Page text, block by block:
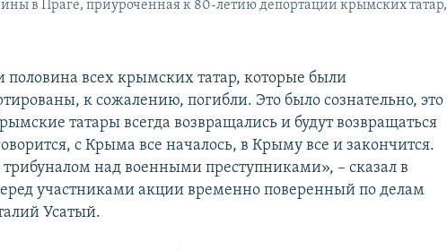
в Праге, приуроченная к 80-летию депортации крымских татар,
всех крымских татар, которые были
к сожалению, погибли. Это было сознательно, это
татары всегда возвращались и будут возвращаться
с Крыма все началось, в Крыму все и закончится.
над военными преступниками», – сказал в
участниками акции временно поверенный по делам
Усатый.